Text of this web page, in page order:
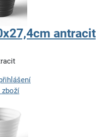
antracit
zboží